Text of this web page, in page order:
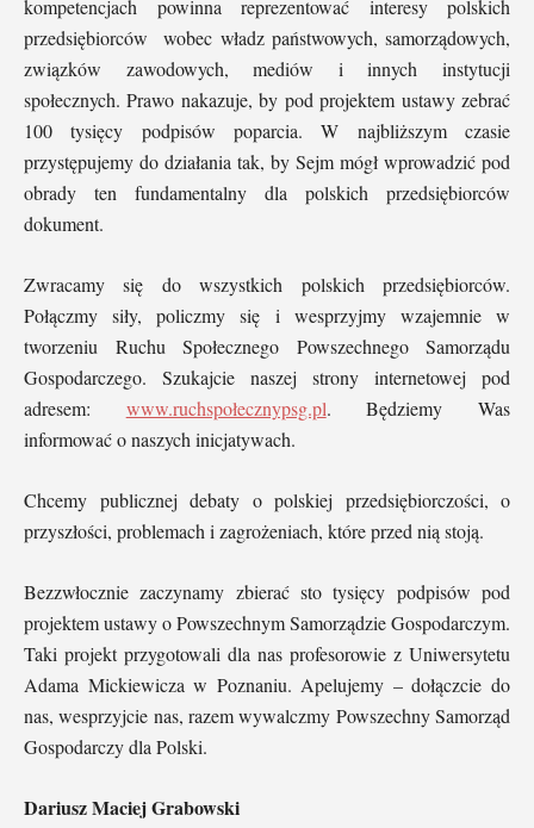
kompetencjach powinna reprezentować interesy polskich
przedsiębiorców wobec władz państwowych, samorządowych,
związków zawodowych, mediów i innych instytucji
społecznych. Prawo nakazuje, by pod projektem ustawy zebrać
100 tysięcy podpisów poparcia. W najbliższym czasie
przystępujemy do działania tak, by Sejm mógł wprowadzić pod
obrady ten fundamentalny dla polskich przedsiębiorców
dokument.
Zwracamy się do wszystkich polskich przedsiębiorców.
Połączmy siły, policzmy się i wesprzyjmy wzajemnie w
tworzeniu Ruchu Społecznego Powszechnego Samorządu
Gospodarczego. Szukajcie naszej strony internetowej pod
adresem: www.ruchspołecznypsg.pl. Będziemy Was
informować o naszych inicjatywach.
Chcemy publicznej debaty o polskiej przedsiębiorczości, o
przyszłości, problemach i zagrożeniach, które przed nią stoją.
Bezzwłocznie zaczynamy zbierać sto tysięcy podpisów pod
projektem ustawy o Powszechnym Samorządzie Gospodarczym.
Taki projekt przygotowali dla nas profesorowie z Uniwersytetu
Adama Mickiewicza w Poznaniu. Apelujemy – dołączcie do
nas, wesprzyjcie nas, razem wywalczmy Powszechny Samorząd
Gospodarczy dla Polski.
Dariusz Maciej Grabowski